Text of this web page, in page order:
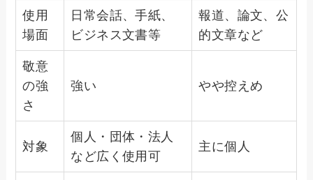
使用
場面
日常会話、手紙、
ビジネス文書等
報道、論文、公
的文章など
敬意
の強
さ
強い やや控えめ
対象
個人・団体・法人
など広く使用可
主に個人